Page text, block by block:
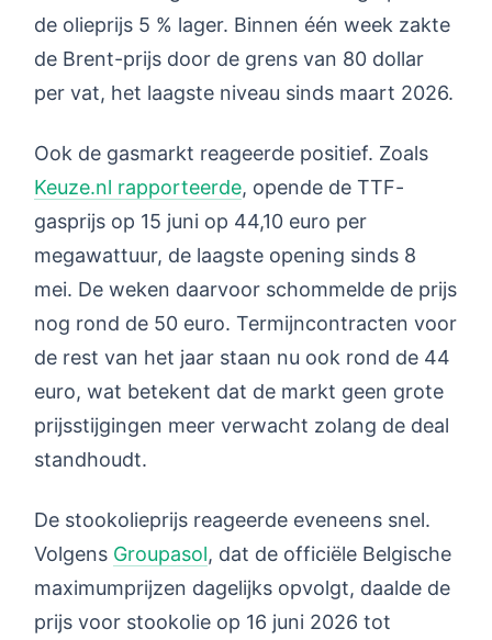
de olieprijs 5 % lager. Binnen één week zakte
de Brent-prijs door de grens van 80 dollar
per vat, het laagste niveau sinds maart 2026.
Ook de gasmarkt reageerde positief. Zoals
Keuze.nl rapporteerde, opende de TTF-
gasprijs op 15 juni op 44,10 euro per
megawattuur, de laagste opening sinds 8
mei. De weken daarvoor schommelde de prijs
nog rond de 50 euro. Termijncontracten voor
de rest van het jaar staan nu ook rond de 44
euro, wat betekent dat de markt geen grote
prijsstijgingen meer verwacht zolang de deal
standhoudt.
De stookolieprijs reageerde eveneens snel.
Volgens Groupasol, dat de officiële Belgische
maximumprijzen dagelijks opvolgt, daalde de
prijs voor stookolie op 16 juni 2026 tot